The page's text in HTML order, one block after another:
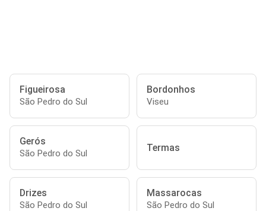
Figueirosa
São Pedro do Sul
Bordonhos
Viseu
Gerós
São Pedro do Sul Termas
Drizes
São Pedro do Sul
Massarocas
São Pedro do Sul